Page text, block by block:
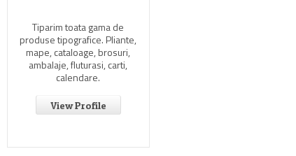
Tiparim toata gama de
produse tipografice. Pliante,
mape, cataloage, brosuri,
ambalaje, fluturasi, carti,
calendare.
View Profile